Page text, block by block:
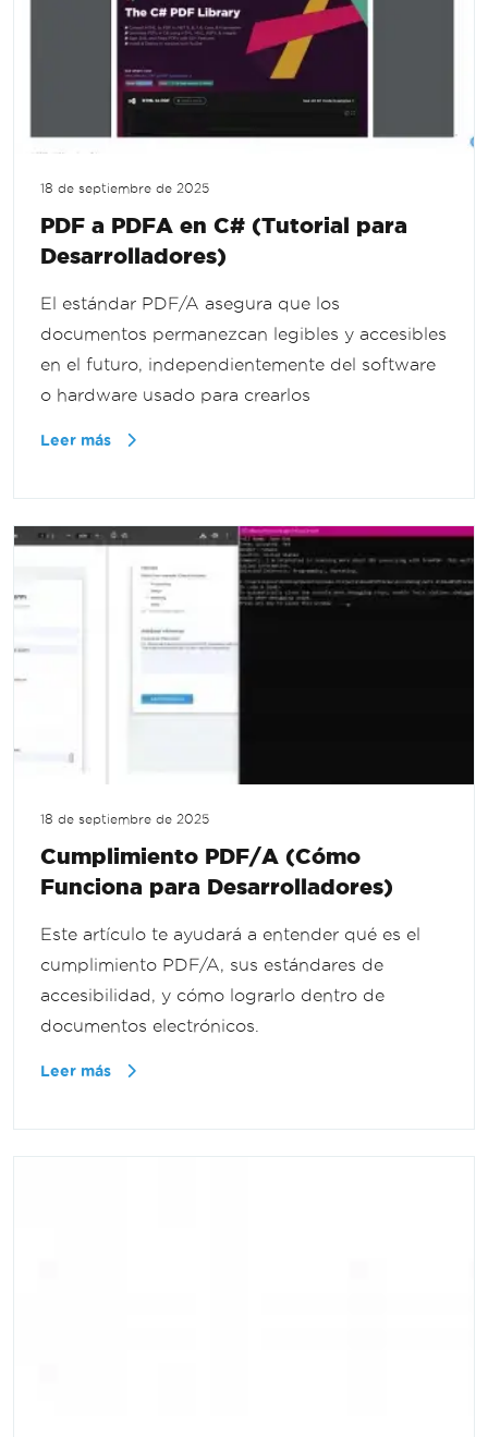
18 de septiembre de 2025
PDF a PDFA en C# (Tutorial para
Desarrolladores)
El estándar PDF/A asegura que los
documentos permanezcan legibles y accesibles
en el futuro, independientemente del software
o hardware usado para crearlos
Leer más
18 de septiembre de 2025
Cumplimiento PDF/A (Cómo
Funciona para Desarrolladores)
Este artículo te ayudará a entender qué es el
cumplimiento PDF/A, sus estándares de
accesibilidad, y cómo lograrlo dentro de
documentos electrónicos.
Leer más